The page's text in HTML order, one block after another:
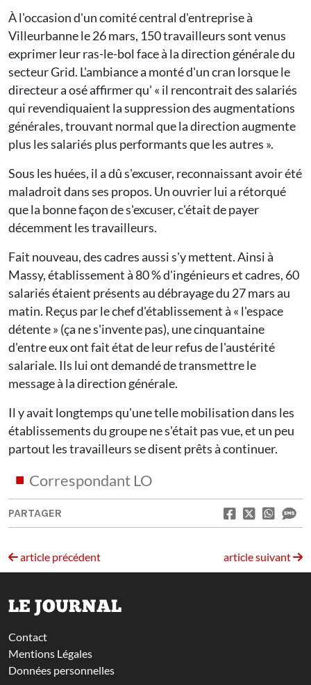
À l'occasion d'un comité central d'entreprise à
Villeurbanne le 26 mars, 150 travailleurs sont venus
exprimer leur ras-le-bol face à la direction générale du
secteur Grid. L'ambiance a monté d'un cran lorsque le
directeur a osé affirmer qu' « il rencontrait des salariés
qui revendiquaient la suppression des augmentations
générales, trouvant normal que la direction augmente
plus les salariés plus performants que les autres ».
Sous les huées, il a dû s'excuser, reconnaissant avoir été
maladroit dans ses propos. Un ouvrier lui a rétorqué
que la bonne façon de s'excuser, c'était de payer
décemment les travailleurs.
Fait nouveau, des cadres aussi s'y mettent. Ainsi à
Massy, établissement à 80 % d'ingénieurs et cadres, 60
salariés étaient présents au débrayage du 27 mars au
matin. Reçus par le chef d'établissement à « l'espace
détente » (ça ne s'invente pas), une cinquantaine
d'entre eux ont fait état de leur refus de l'austérité
salariale. Ils lui ont demandé de transmettre le
message à la direction générale.
Il y avait longtemps qu'une telle mobilisation dans les
établissements du groupe ne s'était pas vue, et un peu
partout les travailleurs se disent prêts à continuer.
Correspondant LO
PARTAGER
article précédent article suivant
LE JOURNAL
Contact
Mentions Légales
Données personnelles